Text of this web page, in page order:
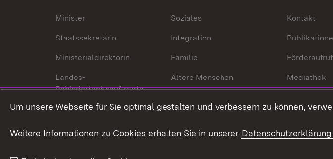
Minister
Staatssekretärin
Ministerialdirektorin
Landes-
Behindertenbeauftragte
Bürgerreferent
Karriere
Soziales
Integration
Familie
Ältere Menschen
Behinderungen
Bürgerengagement
Kontakt
Mediathek
Um unsere Webseite für Sie optimal gestalten und verbessern zu können,
Weitere Informationen zu Cookies erhalten Sie in unserer Datenschutzerklärung